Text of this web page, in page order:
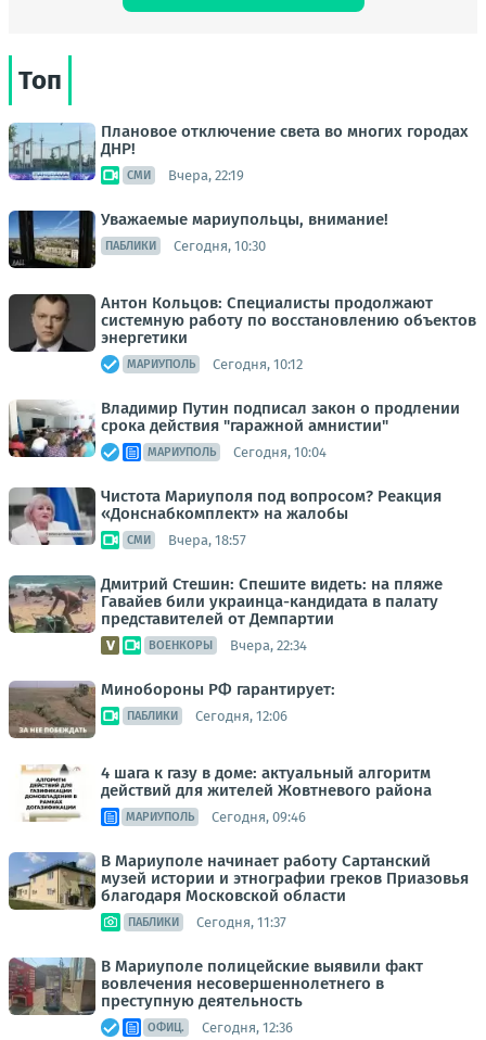
Топ
Плановое отключение света во многих городах
ДНР!
СМИ Вчера, 22:19
Уважаемые мариупольцы, внимание!
ПАБЛИКИ Сегодня, 10:30
Антон Кольцов: Специалисты продолжают
системную работу по восстановлению объектов
энергетики
МАРИУПОЛЬ Сегодня, 10:12
Владимир Путин подписал закон о продлении
срока действия "гаражной амнистии"
МАРИУПОЛЬ Сегодня, 10:04
Чистота Мариуполя под вопросом? Реакция
«Донснабкомплект» на жалобы
СМИ Вчера, 18:57
Дмитрий Стешин: Спешите видеть: на пляже
Гавайев били украинца-кандидата в палату
представителей от Демпартии
ВОЕНКОРЫ Вчера, 22:34
Минобороны РФ гарантирует:
ПАБЛИКИ Сегодня, 12:06
4 шага к газу в доме: актуальный алгоритм
действий для жителей Жовтневого района
МАРИУПОЛЬ Сегодня, 09:46
В Мариуполе начинает работу Сартанский
музей истории и этнографии греков Приазовья
благодаря Московской области
ПАБЛИКИ Сегодня, 11:37
В Мариуполе полицейские выявили факт
вовлечения несовершеннолетнего в
преступную деятельность
ОФИЦ. Сегодня, 12:36